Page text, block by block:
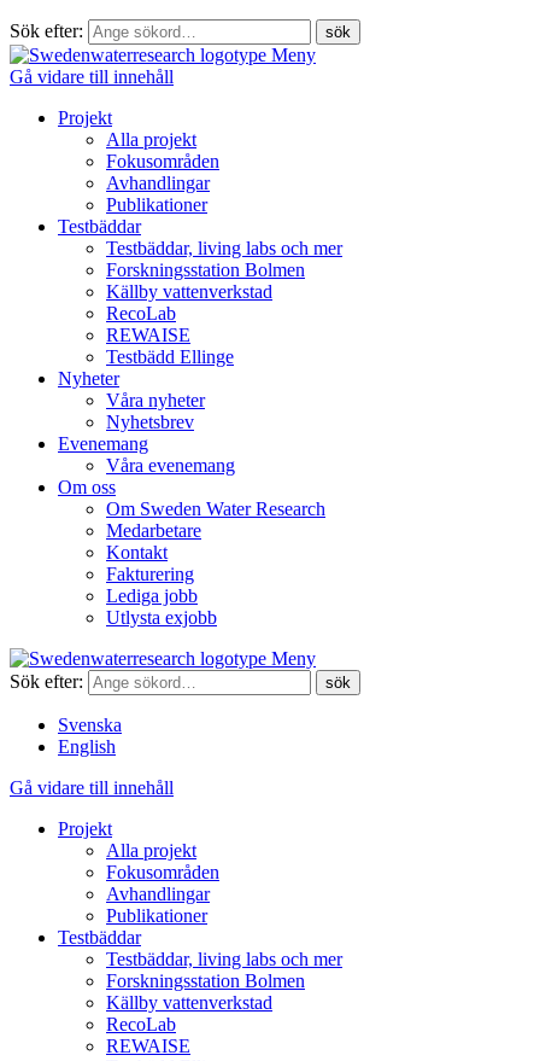
Sök efter:
Meny
Gå vidare till innehåll
Projekt
Alla projekt
Fokusområden
Avhandlingar
Publikationer
Testbäddar
Testbäddar, living labs och mer
Forskningsstation Bolmen
Källby vattenverkstad
RecoLab
REWAISE
Testbädd Ellinge
Nyheter
Våra nyheter
Nyhetsbrev
Evenemang
Våra evenemang
Om oss
Om Sweden Water Research
Medarbetare
Kontakt
Fakturering
Lediga jobb
Utlysta exjobb
Meny
Sök efter:
Svenska
English
Gå vidare till innehåll
Projekt
Alla projekt
Fokusområden
Avhandlingar
Publikationer
Testbäddar
Testbäddar, living labs och mer
Forskningsstation Bolmen
Källby vattenverkstad
RecoLab
REWAISE